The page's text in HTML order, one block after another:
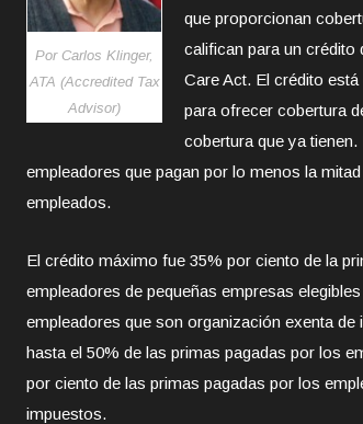
Por Carlos Klinger,
ATA (Accredited Tax
Advisor)
que proporcionan
califican para un crédito
Care Act. El crédito
para ofrecer cobertura
cobertura que yatienen.
empleadores que pagan por lo menos la
empleados.
El crédito máximo fue 35% por ciento de la
empleadores de pequeñas empresas
empleadores que son organización exenta
hasta el 50% de las primas pagadas por los
por ciento de las primas pagadas por los
impuestos.